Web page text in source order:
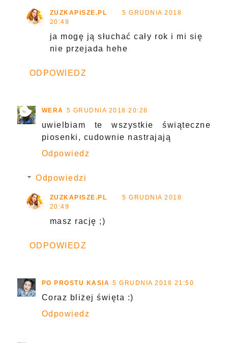
ZUZKAPISZE.PL
5 GRUDNIA 2018
20:49
ja mogę ją słuchać cały rok i mi się
nie przejada hehe
ODPOWIEDZ
WERA 5 GRUDNIA 2018 20:28
uwielbiam te wszystkie świąteczne
piosenki, cudownie nastrajają
Odpowiedz
Odpowiedzi
ZUZKAPISZE.PL
5 GRUDNIA 2018
20:49
masz rację ;)
ODPOWIEDZ
PO PROSTU KASIA 5 GRUDNIA 2018 21:50
Coraz bliżej święta :)
Odpowiedz